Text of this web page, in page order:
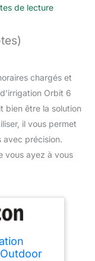
de lecture
chargés et
Orbit 6
bien être la solution
il vous permet
avec précision.
vous ayez à vous